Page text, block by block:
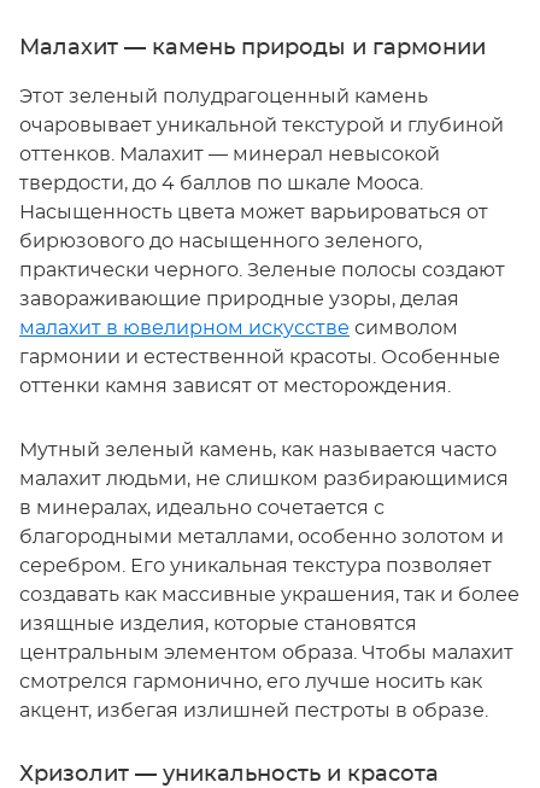
Малахит — камень природы и гармонии
Этот зеленый полудрагоценный камень
очаровывает уникальной текстурой и глубиной
оттенков. Малахит — минерал невысокой
твердости, до 4 баллов по шкале Мооса.
Насыщенность цвета может варьироваться от
бирюзового до насыщенного зеленого,
практически черного. Зеленые полосы создают
завораживающие природные узоры, делая
малахит в ювелирном искусстве символом
гармонии и естественной красоты. Особенные
оттенки камня зависят от месторождения.
Мутный зеленый камень, как называется часто
малахит людьми, не слишком разбирающимися
в минералах, идеально сочетается с
благородными металлами, особенно золотом и
серебром. Его уникальная текстура позволяет
создавать как массивные украшения, так и более
изящные изделия, которые становятся
центральным элементом образа. Чтобы малахит
смотрелся гармонично, его лучше носить как
акцент, избегая излишней пестроты в образе.
Хризолит — уникальность и красота